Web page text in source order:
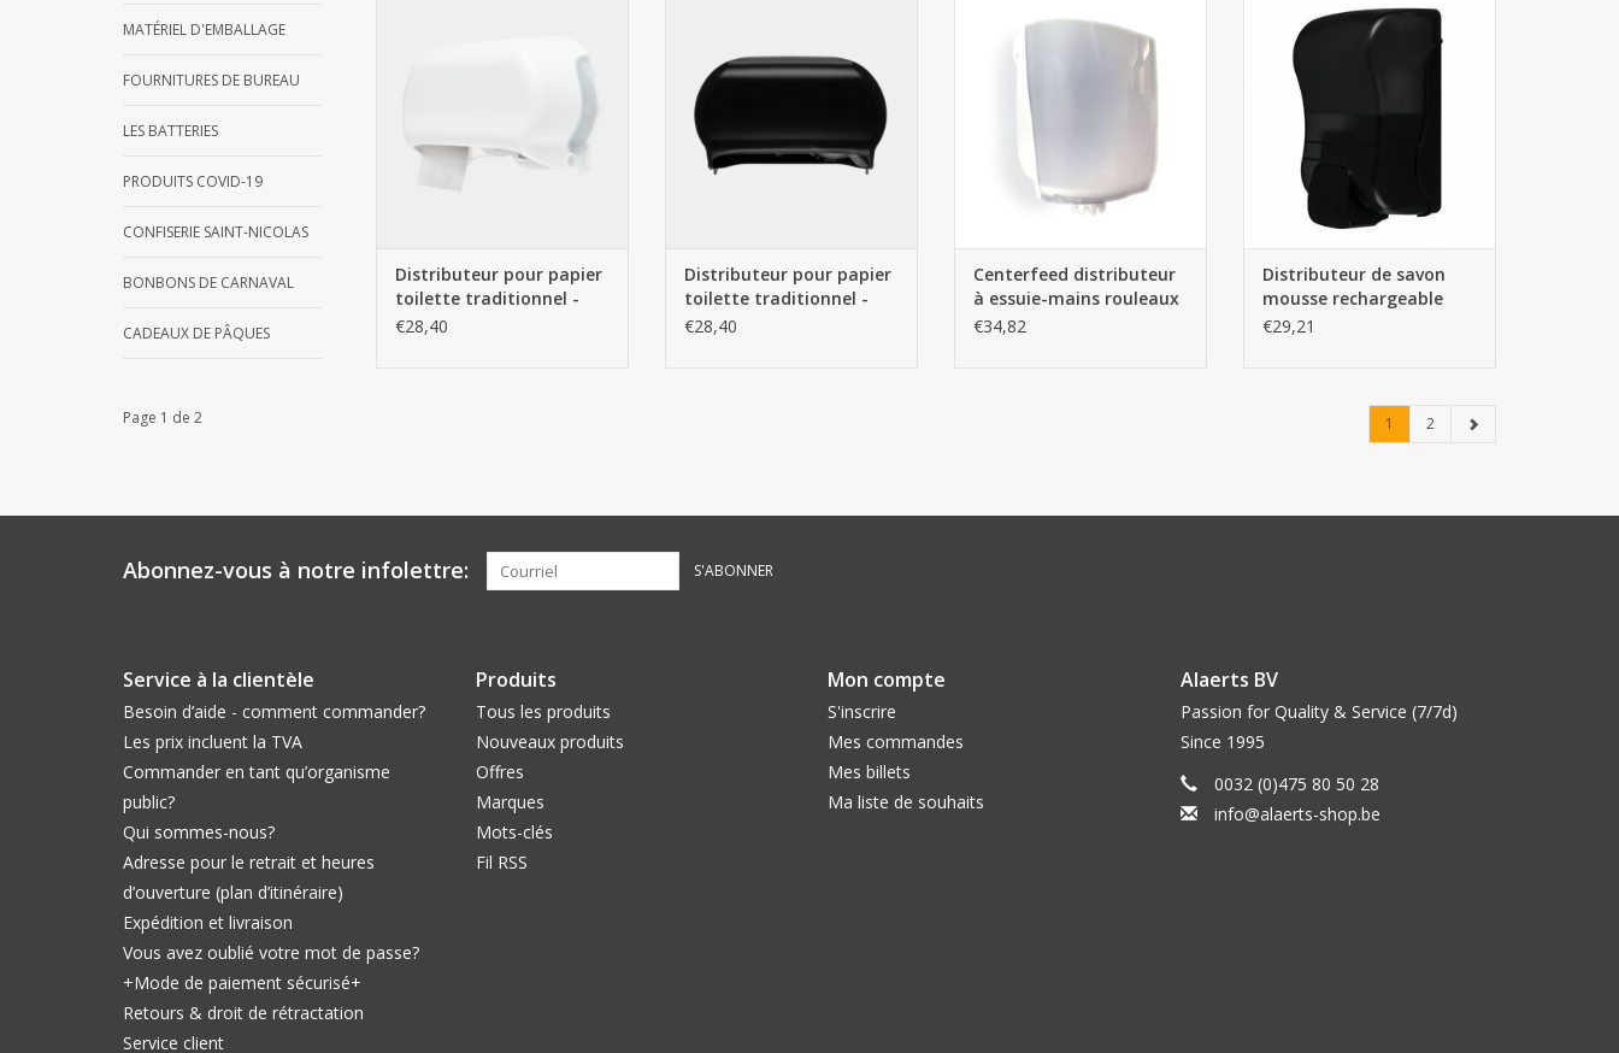
MATÉRIEL D'EMBALLAGE
FOURNITURES DE BUREAU
LES BATTERIES
PRODUITS COVID-19
CONFISERIE SAINT-NICOLAS
BONBONS DE CARNAVAL
CADEAUX DE PÂQUES
Distributeur pour papier
toilette traditionnel -
Blanc
€28,40
AJOUTER AU PANIER
Distributeur pour papier
toilette traditionnel -
Noir
€28,40
mains rouleaux midi
AJOUTER AU PANIER
Centerfeed distributeur
à essuie-mains rouleaux
midi
€34,82
rechargeable Noir
Distributeur de savon
mousse rechargeable
Noir
€29,21
Page 1 de 2 1 2
Abonnez-vous à notre infolettre: S'ABONNER
Service à la clientèle
Besoin d’aide - comment commander?
Les prix incluent la TVA
Commander en tant qu’organisme
public?
Qui sommes-nous?
Adresse pour le retrait et heures
d’ouverture (plan d’itinéraire)
Expédition et livraison
Vous avez oublié votre mot de passe?
+Mode de paiement sécurisé+
Retours & droit de rétractation
Service client
Produits
Tous les produits
Nouveaux produits
Offres
Marques
Mots-clés
Fil RSS
Mon compte
S'inscrire
Mes commandes
Mes billets
Ma liste de souhaits
Alaerts BV
Passion for Quality & Service (7/7d)
Since 1995
0032 (0)475 80 50 28
info@alaerts-shop.be